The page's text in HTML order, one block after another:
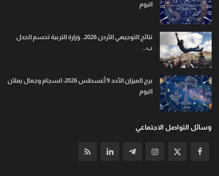
اليوم
نتائج التوجيهي الأردن 2026.. وزارة التربية تحسم الجدل
ب...
برج الميزان الأحد 9 أغسطس 2026: انسجام وجمال يملآن
اليوم
وسائل التواصل الاجتماعي